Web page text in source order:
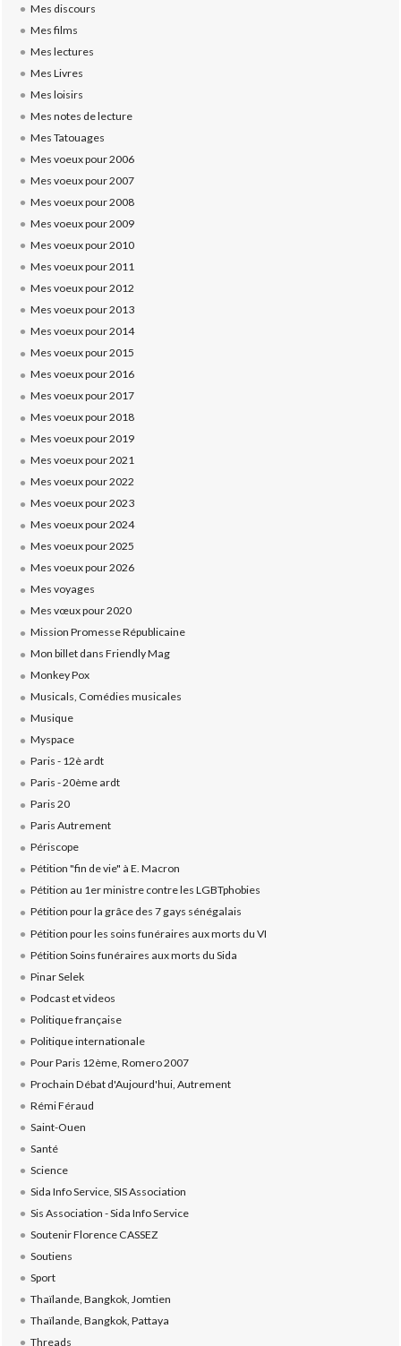
Mes discours
Mes films
Mes lectures
Mes Livres
Mes loisirs
Mes notes de lecture
Mes Tatouages
Mes voeux pour 2006
Mes voeux pour 2007
Mes voeux pour 2008
Mes voeux pour 2009
Mes voeux pour 2010
Mes voeux pour 2011
Mes voeux pour 2012
Mes voeux pour 2013
Mes voeux pour 2014
Mes voeux pour 2015
Mes voeux pour 2016
Mes voeux pour 2017
Mes voeux pour 2018
Mes voeux pour 2019
Mes voeux pour 2021
Mes voeux pour 2022
Mes voeux pour 2023
Mes voeux pour 2024
Mes voeux pour 2025
Mes voeux pour 2026
Mes voyages
Mes vœux pour 2020
Mission Promesse Républicaine
Mon billet dans Friendly Mag
Monkey Pox
Musicals, Comédies musicales
Musique
Myspace
Paris - 12è ardt
Paris - 20ème ardt
Paris 20
Paris Autrement
Périscope
Pétition "fin de vie" à E. Macron
Pétition au 1er ministre contre les LGBTphobies
Pétition pour la grâce des 7 gays sénégalais
Pétition pour les soins funéraires aux morts du VI
Pétition Soins funéraires aux morts du Sida
Pinar Selek
Podcast et videos
Politique française
Politique internationale
Pour Paris 12ème, Romero 2007
Prochain Débat d'Aujourd'hui, Autrement
Rémi Féraud
Saint-Ouen
Santé
Science
Sida Info Service, SIS Association
Sis Association - Sida Info Service
Soutenir Florence CASSEZ
Soutiens
Sport
Thaïlande, Bangkok, Jomtien
Thaïlande, Bangkok, Pattaya
Threads